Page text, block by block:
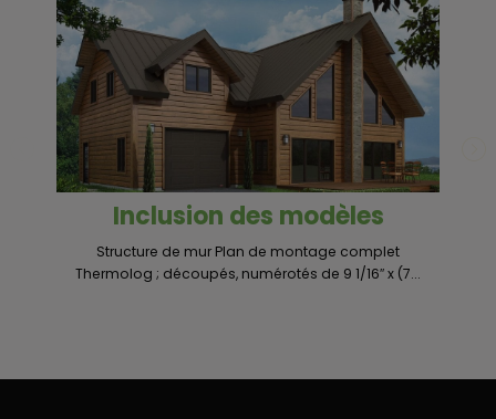
Inclusion des modèles
Structure de mur Plan de montage complet
Thermolog ; découpés, numérotés de 9 1/16″ x (7...